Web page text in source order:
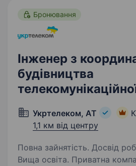
Бронювання
Інженер з
будівництва
Укртелеком, АТ
1,1 км від центру
Повна зайнятість. Досвід
Вища освіта. Приватна компанія АТ